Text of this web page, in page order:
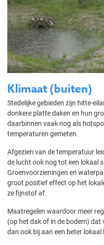
Klimaat (buiten)
Stedelijke gebieden zijn hitte-
donkere platte daken en hun
daarbinnen vaak nog als
temperaturen gemeten.
Afgezien van de temperatuur
de lucht ook nog tot een lokaal
Groenvoorzieningen en
groot positief effect op het
ze fijnstof af.
Maatregelen waardoor meer
(op het dak of in de bodem)
dan ook bij aan een beter lokaal